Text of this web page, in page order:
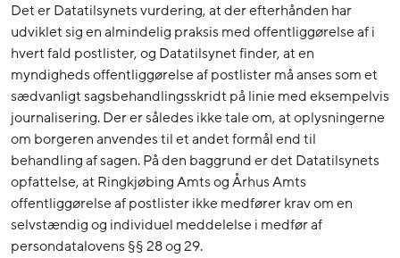
Det er Datatilsynets vurdering, at der efterhånden har
udviklet sig en almindelig praksis med offentliggørelse af i
hvert fald postlister, og Datatilsynet finder, at en
myndigheds offentliggørelse af postlister må anses som et
sædvanligt sagsbehandlingsskridt på linie med eksempelvis
journalisering. Der er således ikke tale om, at oplysningerne
om borgeren anvendes til et andet formål end til
behandling af sagen. På den baggrund er det Datatilsynets
opfattelse, at Ringkjøbing Amts og Århus Amts
offentliggørelse af postlister ikke medfører krav om en
selvstændig og individuel meddelelse i medfør af
persondatalovens §§ 28 og 29.